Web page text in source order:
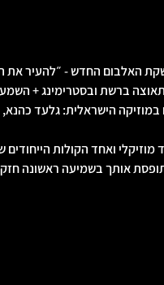
האלבום החדש - ״להעיר את
ברשת ובסטרימינג +
הישראלית: גלעד כהנא,
ואחד הקולות
אותך בשמיעה ראשונה